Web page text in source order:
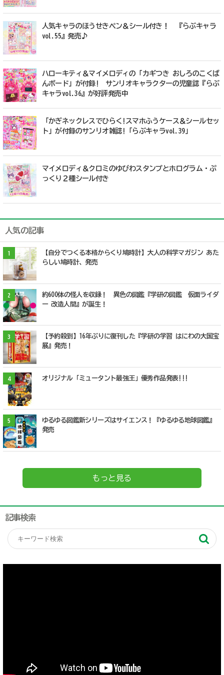
人気キャラのほうせきペン＆シール付き！ 『らぶキャラ
vol.55』発売♪
ハローキティ＆マイメロディの「カギつき おしろのこくば
んボード」が付録! サンリオキャラクターの児童誌『らぶ
キャラvol.36』が好評発売中
「かぎネックレスでひらく!スマホふうケース＆シールセッ
ト」が付録のサンリオ雑誌!「らぶキャラvol.39」
マイメロディ＆クロミのゆびわスタンプとホログラム・ぷ
っくり２種シール付き
人気の記事
1
【自分でつくる本格からくり鳩時計】大人の科学マガジン あた
らしい鳩時計、発売
2
約600体の怪人を収録！ 異色の図鑑『学研の図鑑 仮面ライダ
ー 改造人間』が誕生！
3
【予約殺到】16年ぶりに復刊した『学研の学習 はにわの大国宝
展』発売！
4 オリジナル「ミュータント最強王」優秀作品発表!!!
5
ゆるゆる図鑑新シリーズはサイエンス！『ゆるゆる地球図鑑』
発売
もっと見る
記事検索